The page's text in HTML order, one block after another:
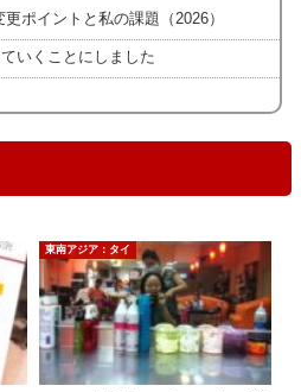
ポイントと私の課題（2026）
いくことにしました
東南アジア：タイ